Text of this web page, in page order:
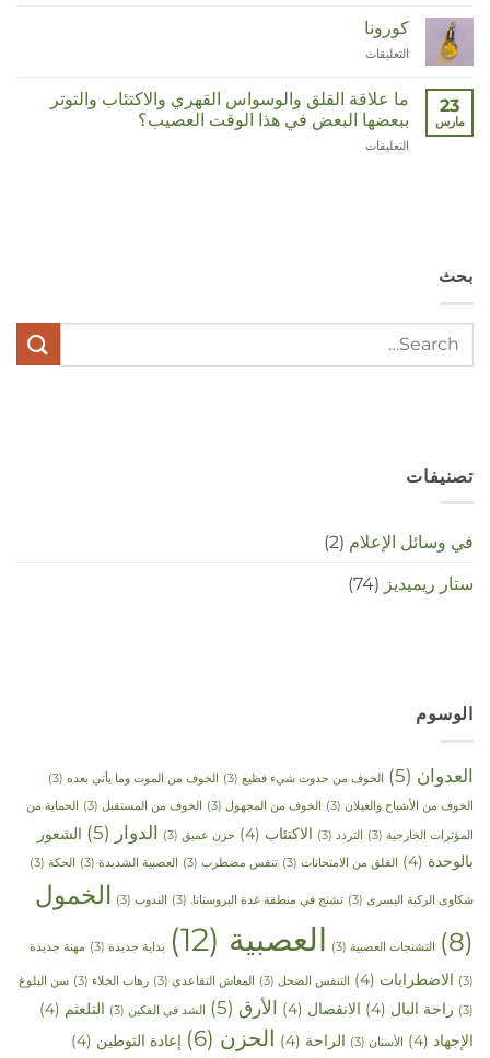
كورونا
التعليقات
مغلقة
23
مارس
ما علاقة القلق والوسواس القهري والاكتئاب والتوتر
ببعضها البعض في هذا الوقت العصيب؟
التعليقات
in
بحث
تصنيفات
في وسائل الإعلام (2)
ستار ريميديز (74)
الوسوم
العدوان (5) الخوف من حدوث شيء فظيع (3) الخوف من الموت وما يأتي بعده (3)
الخوف من الأشباح والغيلان (3) الخوف من المجهول (3) الخوف من المستقبل (3) الحماية من
المؤثرات الخارجية (3) التردد (3) الاكتئاب (4) حزن عميق (3) الدوار (5)
الشعور
بالوحدة (4) القلق من الامتحانات (3) تنفس مضطرب (3) العصبية الشديدة (3) الحكة (3)
شكاوى الركبة اليسرى (3) تشنج في منطقة غدة البروستاتا. (3) الندوب (3)
الخمول
(8)
التشنجات العصبية (3) العصبية (12) بداية جديدة (3) مهنة جديدة
(3) الاضطرابات (4) التنفس الضحل (3) المعاش التقاعدي (3) رهاب الخلاء (3) سن البلوغ
(3) راحة البال (4) الانفصال (4) الأرق (5) الشد في الفكين (3) التلعثم (4)
الإجهاد (4) الأسنان (3) الراحة (4) الحزن (6) إعادة التوطين (4)